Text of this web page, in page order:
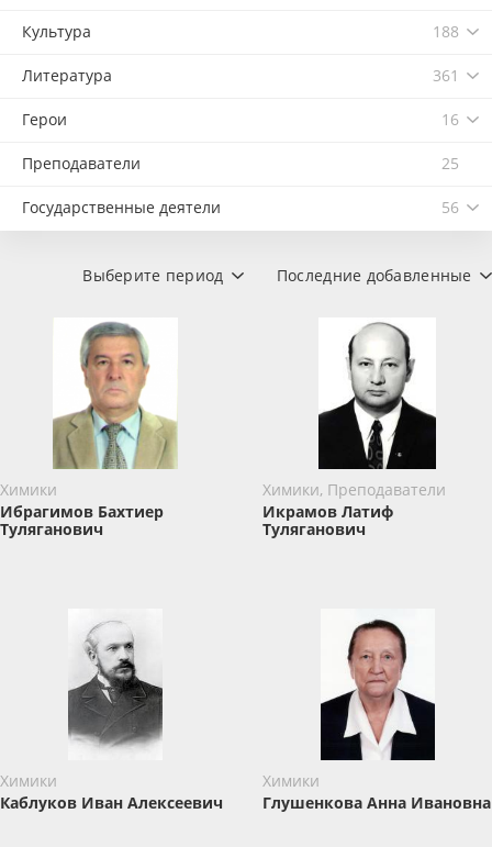
Культура 188
Литература 361
Герои 16
Преподаватели 25
Государственные деятели 56
Последние добавленные
Выберите период
Химики
Ибрагимов Бахтиер
Туляганович
Химики, Преподаватели
Икрамов Латиф
Туляганович
Химики
Каблуков Иван Алексеевич
Химики
Глушенкова Анна Ивановна